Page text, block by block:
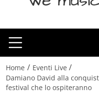
Home / Eventi Live /
Damiano David alla
festival che lo ospiteranno